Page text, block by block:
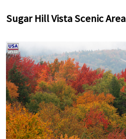
Sugar Hill Vista Scenic Area